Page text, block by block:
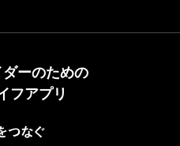
ーのための
フアプリ